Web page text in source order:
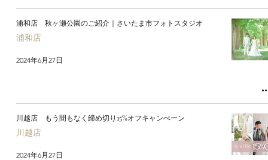
浦和店 秋ヶ瀬公園のご紹介｜さいたま市フォトスタジオ
浦和店
2024年6月27日
川越店 もう間もなく締め切り15%オフキャンぺーン
川越店
2024年6月27日